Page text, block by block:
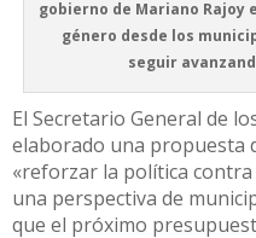
gobierno de Mariano Rajoy
género desde los
seguir
El Secretario General de
elaborado una propuesta
«reforzar la política
una perspectiva de
que el próximo